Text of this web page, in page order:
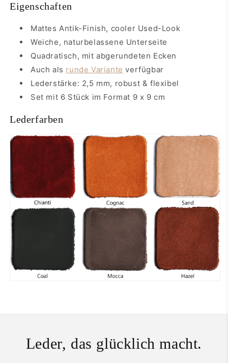
Eigenschaften
Mattes Antik-Finish, cooler Used-Look
Weiche, naturbelassene Unterseite
Quadratisch, mit abgerundeten Ecken
Auch als runde Variante verfügbar
Lederstärke: 2,5 mm, robust & flexibel
Set mit 6 Stück im Format 9 x 9 cm
Lederfarben
Leder, das glücklich macht.